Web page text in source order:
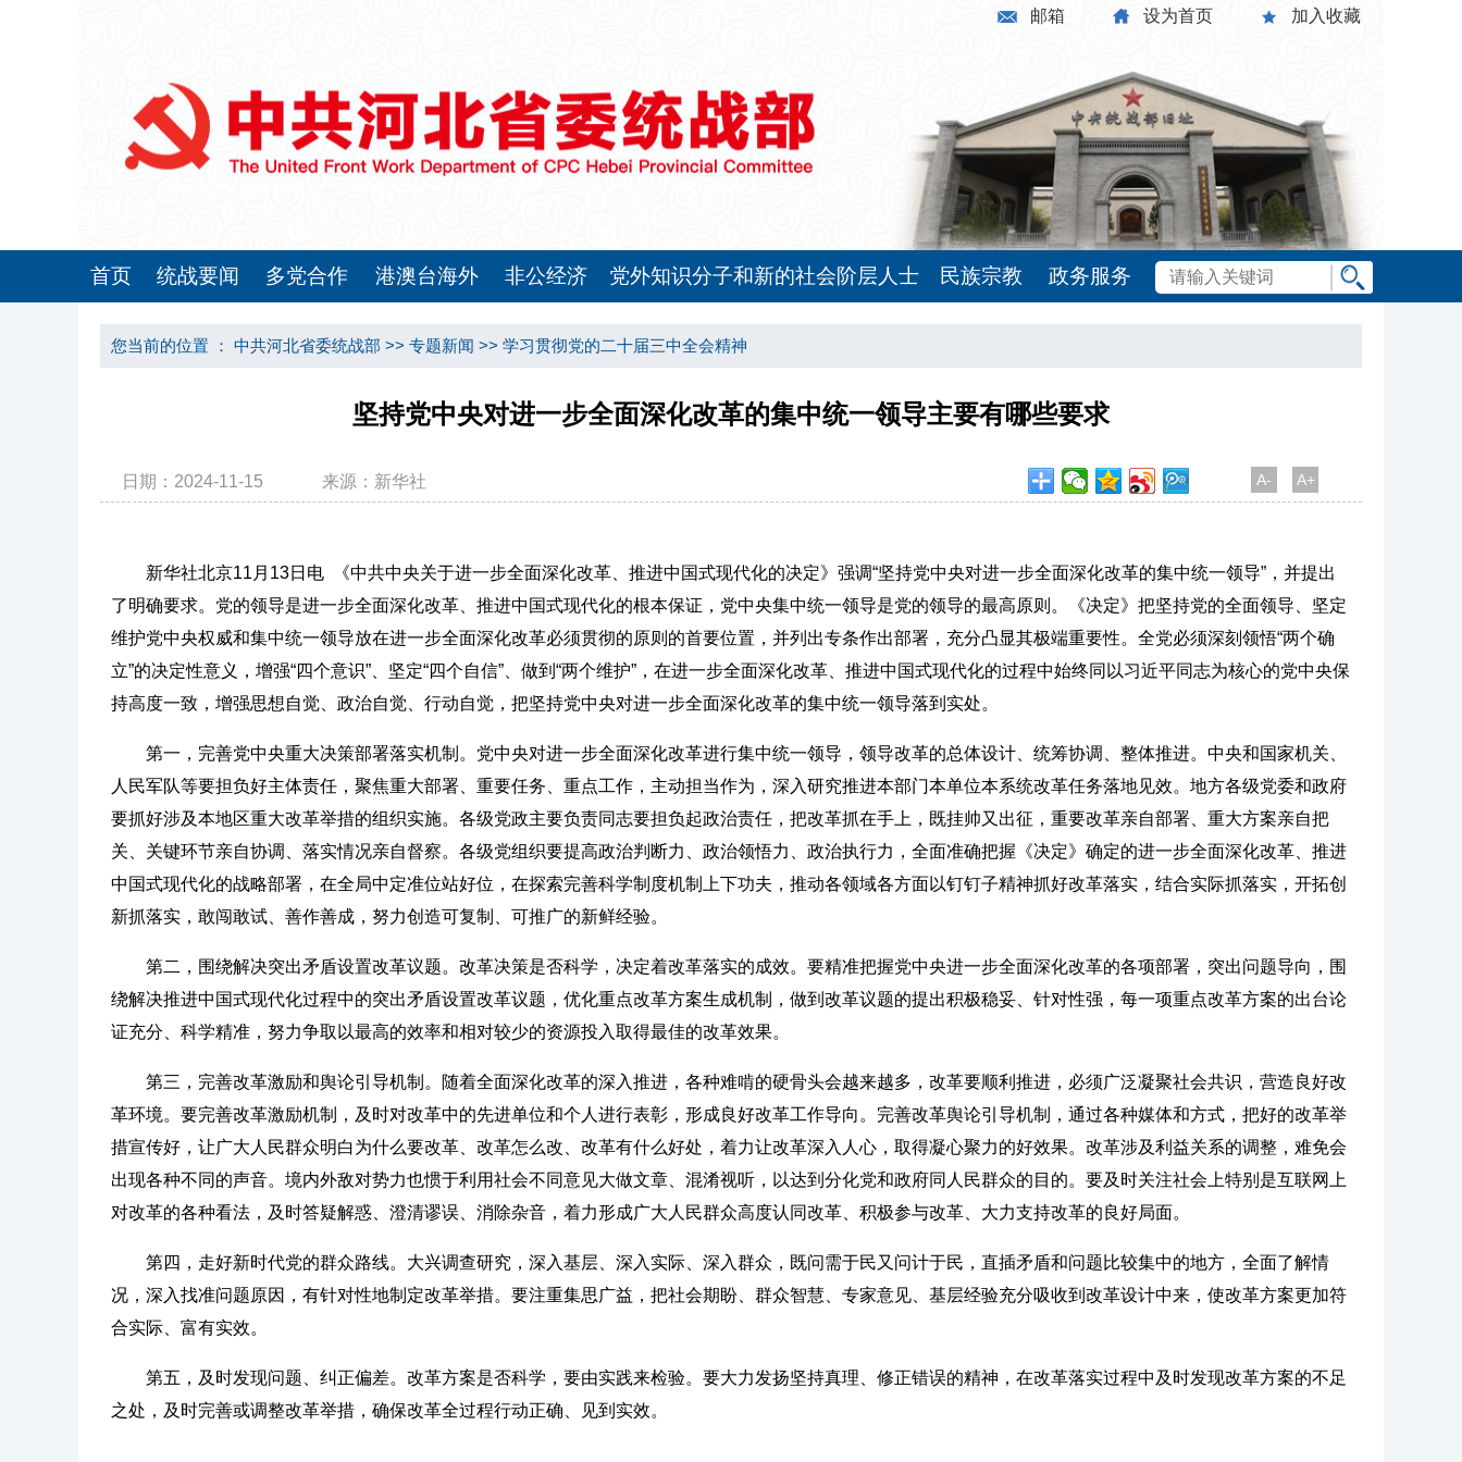
邮箱 设为首页 加入收藏
首页 统战要闻 多党合作 港澳台海外 非公经济 党外知识分子和新的社会阶层人士 民族宗教 政务服务
您当前的位置 ： 中共河北省委统战部 >> 专题新闻 >> 学习贯彻党的二十届三中全会精神
坚持党中央对进一步全面深化改革的集中统一领导主要有哪些要求
日期：2024-11-15 来源：新华社 A- A+
新华社北京11月13日电 《中共中央关于进一步全面深化改革、推进中国式现代化的决定》强调“坚持党中央对进一步全面深化改革的集中统一领导”，并提出
了明确要求。党的领导是进一步全面深化改革、推进中国式现代化的根本保证，党中央集中统一领导是党的领导的最高原则。《决定》把坚持党的全面领导、坚定
维护党中央权威和集中统一领导放在进一步全面深化改革必须贯彻的原则的首要位置，并列出专条作出部署，充分凸显其极端重要性。全党必须深刻领悟“两个确
立”的决定性意义，增强“四个意识”、坚定“四个自信”、做到“两个维护”，在进一步全面深化改革、推进中国式现代化的过程中始终同以习近平同志为核心的党中央保
持高度一致，增强思想自觉、政治自觉、行动自觉，把坚持党中央对进一步全面深化改革的集中统一领导落到实处。
第一，完善党中央重大决策部署落实机制。党中央对进一步全面深化改革进行集中统一领导，领导改革的总体设计、统筹协调、整体推进。中央和国家机关、
人民军队等要担负好主体责任，聚焦重大部署、重要任务、重点工作，主动担当作为，深入研究推进本部门本单位本系统改革任务落地见效。地方各级党委和政府
要抓好涉及本地区重大改革举措的组织实施。各级党政主要负责同志要担负起政治责任，把改革抓在手上，既挂帅又出征，重要改革亲自部署、重大方案亲自把
关、关键环节亲自协调、落实情况亲自督察。各级党组织要提高政治判断力、政治领悟力、政治执行力，全面准确把握《决定》确定的进一步全面深化改革、推进
中国式现代化的战略部署，在全局中定准位站好位，在探索完善科学制度机制上下功夫，推动各领域各方面以钉钉子精神抓好改革落实，结合实际抓落实，开拓创
新抓落实，敢闯敢试、善作善成，努力创造可复制、可推广的新鲜经验。
第二，围绕解决突出矛盾设置改革议题。改革决策是否科学，决定着改革落实的成效。要精准把握党中央进一步全面深化改革的各项部署，突出问题导向，围
绕解决推进中国式现代化过程中的突出矛盾设置改革议题，优化重点改革方案生成机制，做到改革议题的提出积极稳妥、针对性强，每一项重点改革方案的出台论
证充分、科学精准，努力争取以最高的效率和相对较少的资源投入取得最佳的改革效果。
第三，完善改革激励和舆论引导机制。随着全面深化改革的深入推进，各种难啃的硬骨头会越来越多，改革要顺利推进，必须广泛凝聚社会共识，营造良好改
革环境。要完善改革激励机制，及时对改革中的先进单位和个人进行表彰，形成良好改革工作导向。完善改革舆论引导机制，通过各种媒体和方式，把好的改革举
措宣传好，让广大人民群众明白为什么要改革、改革怎么改、改革有什么好处，着力让改革深入人心，取得凝心聚力的好效果。改革涉及利益关系的调整，难免会
出现各种不同的声音。境内外敌对势力也惯于利用社会不同意见大做文章、混淆视听，以达到分化党和政府同人民群众的目的。要及时关注社会上特别是互联网上
对改革的各种看法，及时答疑解惑、澄清谬误、消除杂音，着力形成广大人民群众高度认同改革、积极参与改革、大力支持改革的良好局面。
第四，走好新时代党的群众路线。大兴调查研究，深入基层、深入实际、深入群众，既问需于民又问计于民，直插矛盾和问题比较集中的地方，全面了解情
况，深入找准问题原因，有针对性地制定改革举措。要注重集思广益，把社会期盼、群众智慧、专家意见、基层经验充分吸收到改革设计中来，使改革方案更加符
合实际、富有实效。
第五，及时发现问题、纠正偏差。改革方案是否科学，要由实践来检验。要大力发扬坚持真理、修正错误的精神，在改革落实过程中及时发现改革方案的不足
之处，及时完善或调整改革举措，确保改革全过程行动正确、见到实效。